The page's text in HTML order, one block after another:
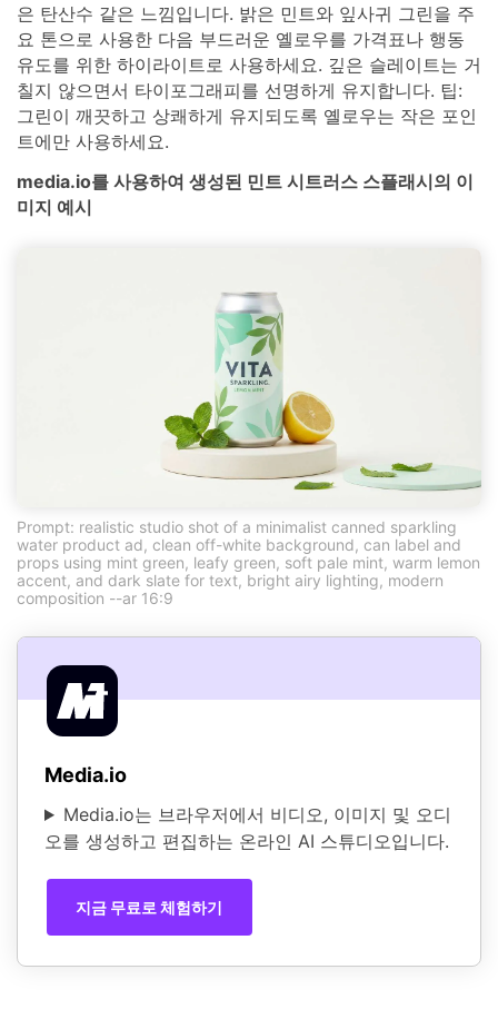
은 탄산수 같은 느낌입니다. 밝은 민트와 잎사귀 그린을 주
요 톤으로 사용한 다음 부드러운 옐로우를 가격표나 행동
유도를 위한 하이라이트로 사용하세요. 깊은 슬레이트는 거
칠지 않으면서 타이포그래피를 선명하게 유지합니다. 팁:
그린이 깨끗하고 상쾌하게 유지되도록 옐로우는 작은 포인
트에만 사용하세요.
media.io를 사용하여 생성된 민트 시트러스 스플래시의 이
미지 예시
Prompt: realistic studio shot of a minimalist canned sparkling
water product ad, clean off-white background, can label and
props using mint green, leafy green, soft pale mint, warm lemon
accent, and dark slate for text, bright airy lighting, modern
composition --ar 16:9
Media.io
Media.io는 브라우저에서 비디오, 이미지 및 오디
오를 생성하고 편집하는 온라인 AI 스튜디오입니다.
지금 무료로 체험하기